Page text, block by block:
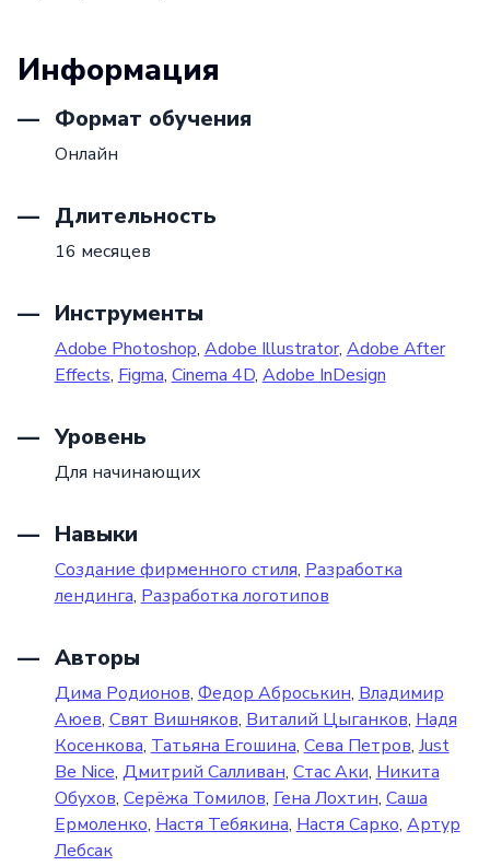
Информация
Формат обучения
Онлайн
Длительность
16 месяцев
Инструменты
Adobe Photoshop, Adobe Illustrator, Adobe After
Effects, Figma, Cinema 4D, Adobe InDesign
Уровень
Для начинающих
Навыки
Создание фирменного стиля, Разработка
лендинга, Разработка логотипов
Авторы
Дима Родионов, Федор Аброськин, Владимир
Аюев, Свят Вишняков, Виталий Цыганков, Надя
Косенкова, Татьяна Егошина, Сева Петров, Just
Be Nice, Дмитрий Салливан, Стас Аки, Никита
Обухов, Серёжа Томилов, Гена Лохтин, Саша
Ермоленко, Настя Тебякина, Настя Сарко, Артур
Лебсак